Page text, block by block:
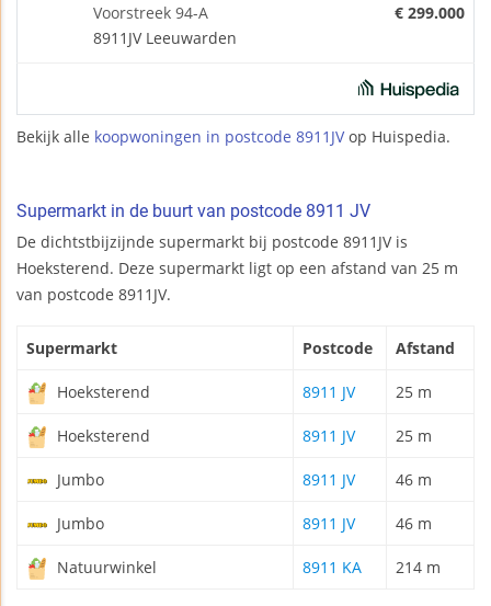
Voorstreek 94-A
8911JV Leeuwarden
€ 299.000
Bekijk alle koopwoningen in postcode 8911JVop Huispedia.
Supermarkt in de buurt van postcode 8911 JV
De dichtstbijzijnde supermarkt bij postcode 8911JV is
Hoeksterend. Deze supermarkt ligt op een afstand van 25 m
van postcode 8911JV.
Supermarkt Postcode Afstand
Hoeksterend 8911 JV 25 m
Hoeksterend 8911 JV 25 m
Jumbo 8911 JV 46 m
Jumbo 8911 JV 46 m
Natuurwinkel 8911 KA 214 m